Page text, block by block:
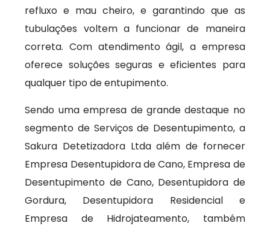
refluxo e mau cheiro, e garantindo que as
tubulações voltem a funcionar de maneira
correta. Com atendimento ágil, a empresa
oferece soluções seguras e eficientes para
qualquer tipo de entupimento.
Sendo uma empresa de grande destaque no
segmento de Serviços de Desentupimento, a
Sakura Detetizadora Ltda além de fornecer
Empresa Desentupidora de Cano, Empresa de
Desentupimento de Cano, Desentupidora de
Gordura, Desentupidora Residencial e
Empresa de Hidrojateamento, também